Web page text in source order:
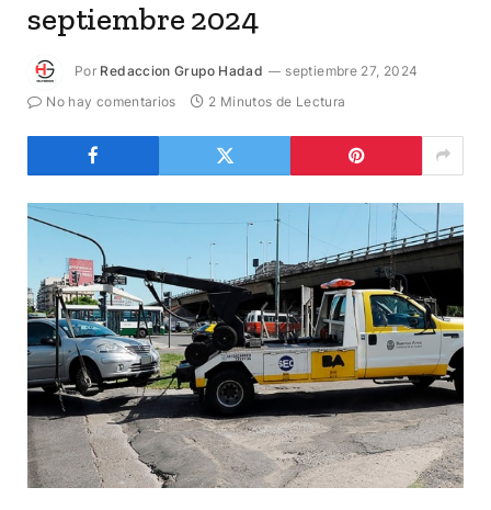
septiembre 2024
Por Redaccion Grupo Hadad
septiembre 27, 2024
No hay comentarios
2 Minutos de Lectura